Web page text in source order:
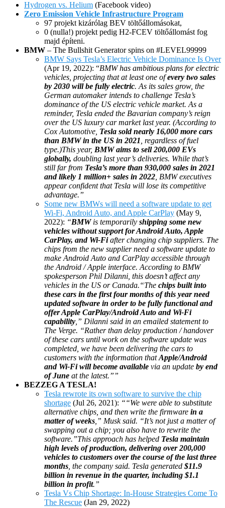
Hydrogen vs. Helium (Facebook video)
Zero Emission Vehicle Infrastructure Program
97 projekt kizárólag BEV töltőállomásokat,
0 (nulla!) projekt pedig H2-FCEV töltőállomást fog
majd építeni.
BMW – The Bullshit Generator spins on #LEVEL99999
BMW Says Tesla’s Electric Vehicle Dominance Is Over
(Apr 19, 2022): “BMW has ambitious plans for electric
vehicles, projecting that at least one ofevery two sales
by 2030 will be fully electric. As its sales grow, the
German automaker intends to challenge Tesla’s
dominance of the US electric vehicle market. As a
reminder, Tesla ended the Bavarian company’s reign
over the US luxury car market last year. (According to
Cox Automotive, Tesla sold nearly 16,000 more cars
than BMW in the US in 2021 , regardless of fuel
type.)This year, BMW aims to sell 200,000 EVs
globally, doubling last year’s deliveries. While that’s
still far from Tesla’s more than 930,000 sales in 2021
and likely 1 million+ sales in 2022 , BMW executives
appear confident that Tesla will lose its competitive
advantage.”
Some new BMWs will need a software update to get
Wi-Fi, Android Auto, and Apple CarPlay (May 9,
2022): “BMWis temporarily shipping some new
vehicles without support for Android Auto, Apple
CarPlay, and Wi-Fiafter changing chip suppliers. The
chips from the new supplier need a software update to
make Android Auto and CarPlay accessible through
the Android / Apple interface. According to BMW
spokesperson Phil Dilanni, this doesn’t affect any
vehicles in the US or Canada.“The chips built into
these cars in the first four months of this year need
updated software in order to be fully functional and
offer Apple CarPlay/Android Auto and Wi-Fi
capability ,” Dilanni said in an emailed statement to
The Verge. “Rather than delay production / handover
of these cars until work on the software update was
completed, we have been delivering the cars to
customers with the information thatApple/Android
and Wi-Fi will become available via an update by end
of June at the latest.””
BEZZEG A TESLA!
Tesla rewrote its own software to survive the chip
shortage (Jul 26, 2021): ““We were able to substitute
alternative chips, and then write the firmware in a
matter of weeks ,” Musk said. “It’s not just a matter of
swapping out a chip; you also have to rewrite the
software.”This approach has helped Tesla maintain
high levels of production, delivering over 200,000
vehicles to customers over the course of the last three
months , the company said. Tesla generated $11.9
billion in revenue in the quarter, including $1.1
billion in profit.”
Tesla Vs Chip Shortage: In-House Strategies Come To
The Rescue (Jan 29, 2022)